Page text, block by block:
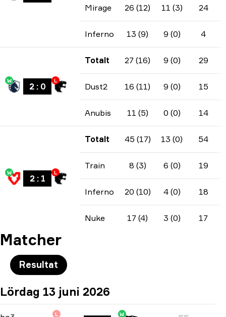
Mirage 26 (12) 11 (3) 24
Inferno 13 (9) 9 (0) 4
W
2: 0
L
Totalt 27 (16) 9 (0) 29
Dust2 16 (11) 9 (0) 15
Anubis 11 (5) 0 (0) 14
W
2: 1
L
Totalt 45 (17) 13 (0) 54
Train 8 (3) 6 (0) 19
Inferno 20 (10) 4 (0) 18
Nuke 17 (4) 3 (0) 17
Matcher
Resultat
Lördag 13 juni 2026
L W